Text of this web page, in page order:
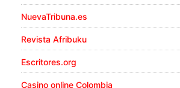
NuevaTribuna.es
Revista Afribuku
Escritores.org
Casino online Colombia